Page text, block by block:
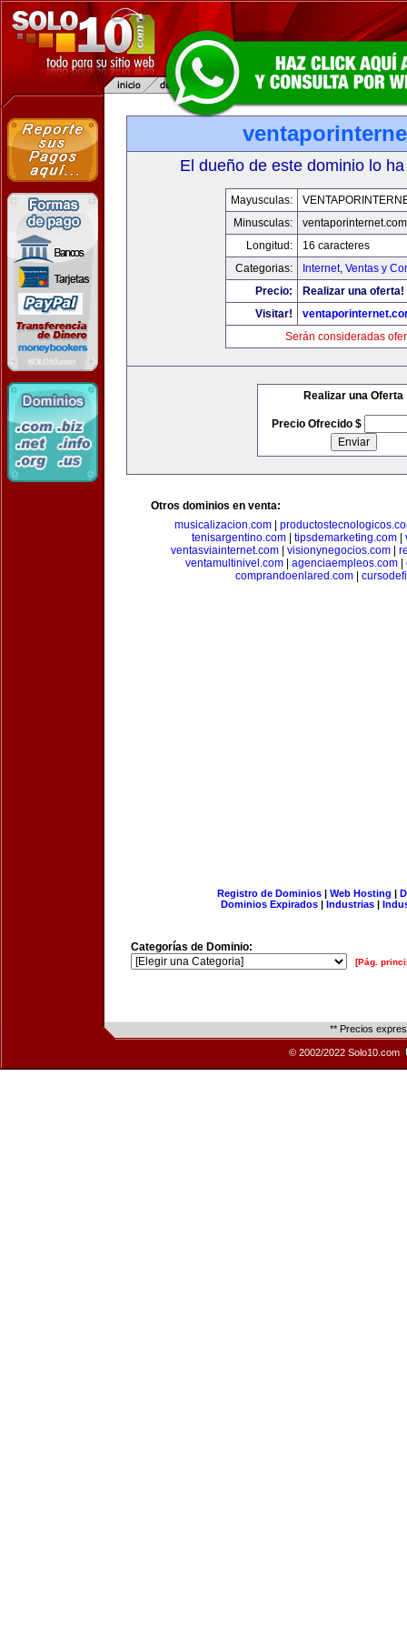
El dueño de este dominio lo
Mayusculas:
Minusculas:
ventaporinternet.com
Longitud:
16 caracteres
Categorias:
Internet, Ventas y
Precio:
Realizar una oferta!
Visitar!
Serán consideradas
Realizar una Oferta
Precio Ofrecido $
Otros dominios en venta:
musicalizacion.com|
tenisargentino.com
tipsdemarketing.com
ventasviainternet.com
visionynegocios.com
ventamultinivel.com| agenciaempleos.com|
comprandoenlared.com|
Registro de Dominios| Web Hosting |
Dominios Expirados | Industrias |
Categorías de Dominio:
[Pág.
** Precios
© 2002/2022 Solo10.com